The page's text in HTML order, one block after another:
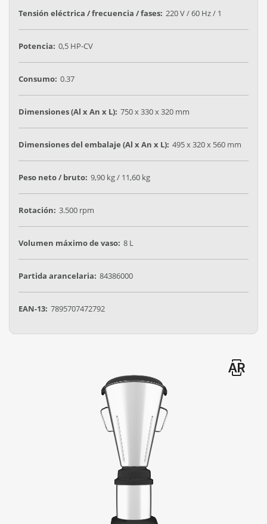
Tensión eléctrica / frecuencia / fases: 220 V / 60 Hz / 1
Potencia: 0,5 HP-CV
Consumo: 0.37
Dimensiones (Al x An x L): 750 x 330 x 320 mm
Dimensiones del embalaje (Al x An x L): 495 x 320 x 560 mm
Peso neto / bruto: 9,90 kg / 11,60 kg
Rotación: 3.500 rpm
Volumen máximo de vaso: 8 L
Partida arancelaria: 84386000
EAN-13: 7895707472792